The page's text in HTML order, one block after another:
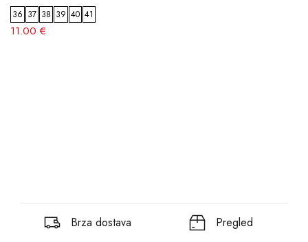
36 37 38 39 40 41
11.00 €
Brza dostava Pregled